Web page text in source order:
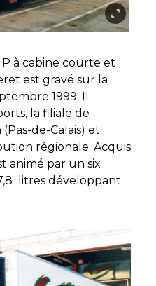
à cabine courte et
est gravé sur la
1999. Il
la filiale de
de-Calais) et
régionale. Acquis
animé par un six
litres développant